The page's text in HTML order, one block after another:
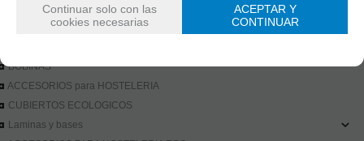
PLATOS ECOLOGICOS
VASOS ECOLOGICOS
BOBINAS
ACCESORIOS para HOSTELERIA
CUBIERTOS ECOLOGICOS
Laminas y bases
Continuar solo con las
cookies necesarias
ACEPTAR Y
CONTINUAR